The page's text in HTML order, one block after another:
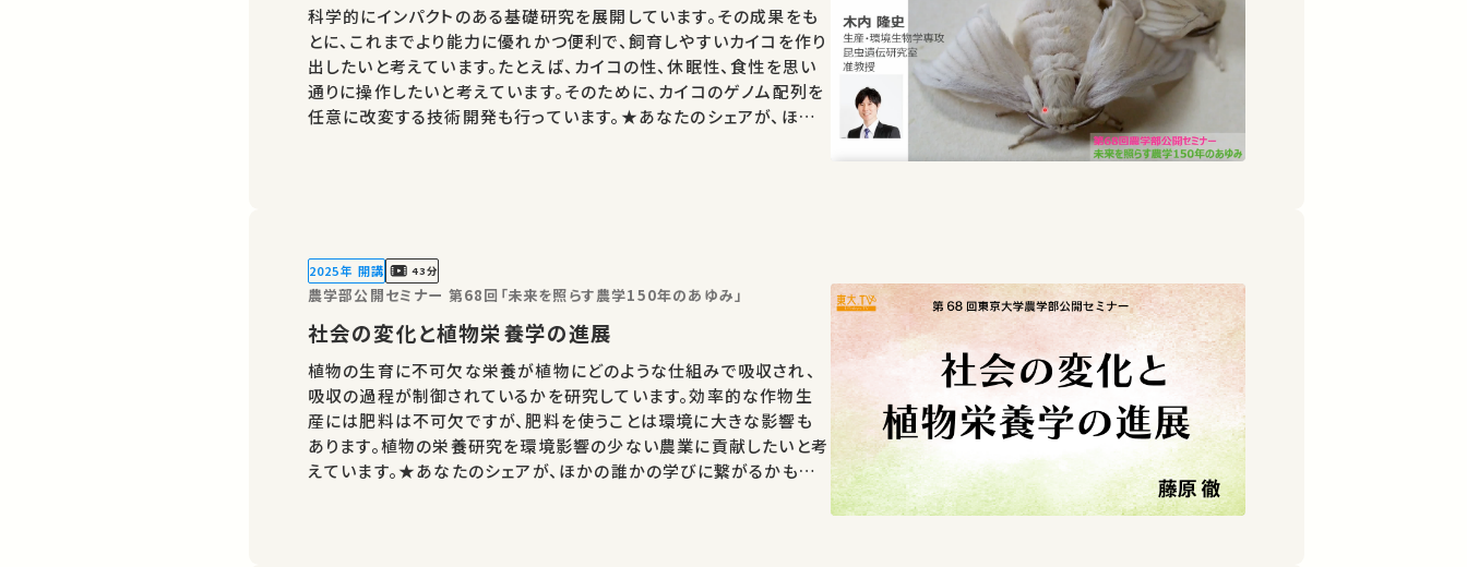
科学的にインパクトのある基礎研究を展開しています。その成果をも
とに、これまでより能力に優れかつ便利で、飼育しやすいカイコを作り
出したいと考えています。たとえば、カイコの性、休眠性、食性を思い
通りに操作したいと考えています。そのために、カイコのゲノム配列を
任意に改変する技術開発も行っています。★あなたのシェアが、ほか
2025年 開講 43分
農学部公開セミナー 第68回「未来を照らす農学150年のあゆみ」
社会の変化と植物栄養学の進展
植物の生育に不可欠な栄養が植物にどのような仕組みで吸収され、
吸収の過程が制御されているかを研究しています。効率的な作物生
産には肥料は不可欠ですが、肥料を使うことは環境に大きな影響も
あります。植物の栄養研究を環境影響の少ない農業に貢献したいと考
えています。★あなたのシェアが、ほかの誰かの学びに繋がるかもし